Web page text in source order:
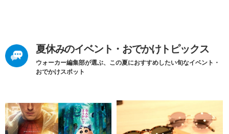
夏休みのイベント・おでかけトピックス
ウォーカー編集部が選ぶ、この夏におすすめしたい旬なイベント・
おでかけスポット